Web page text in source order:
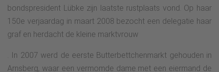
bondspresident Lübke zijn laatste rustplaats vond. Op haar
150e verjaardag in maart 2008 bezocht een delegatie haar
graf en herdacht de kleine marktvrouw
. In 2007 werd de eerste Butterbettchenmarkt gehouden in
Arnsberg, waar een vermomde dame met een eiermand de